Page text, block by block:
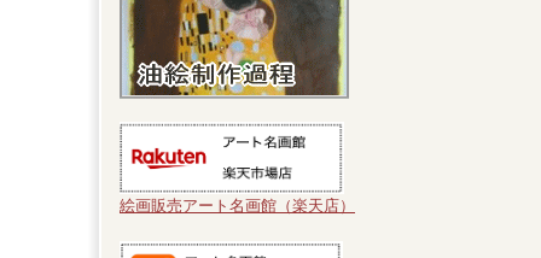
絵画販売アート名画館（楽天店）